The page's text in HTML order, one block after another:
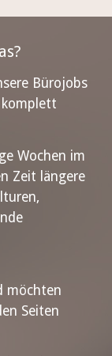
Bürojobs
Wochen im
Zeit längere
möchten
Seiten